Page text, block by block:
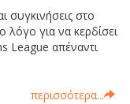
συγκινήσεις στο
για να κερδίσει
League απέναντι
περισσότερα...